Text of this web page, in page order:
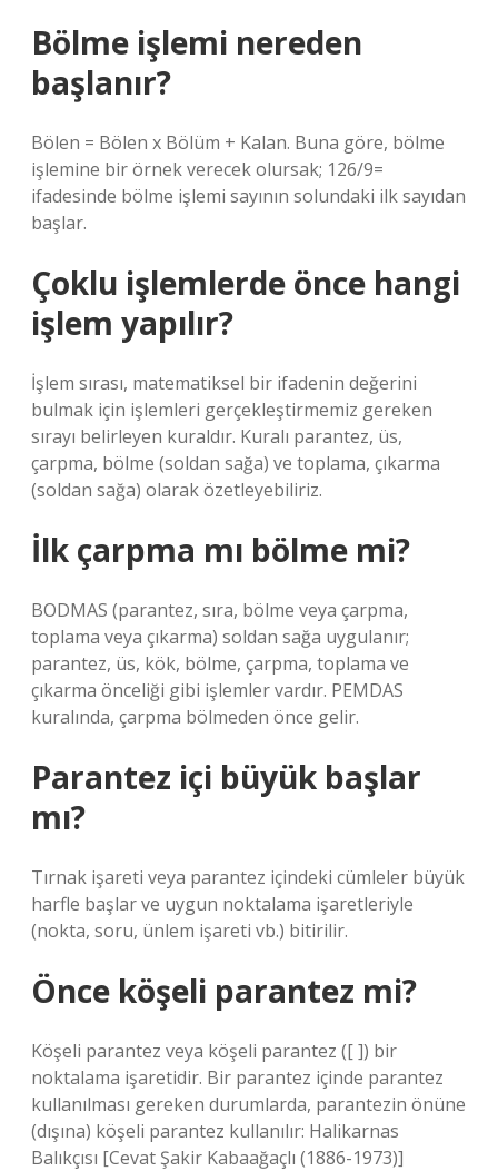
Bölme işlemi nereden
başlanır?
Bölen = Bölen x Bölüm + Kalan. Buna göre, bölme
işlemine bir örnek verecek olursak; 126/9=
ifadesinde bölme işlemi sayının solundaki ilk sayıdan
başlar.
Çoklu işlemlerde önce hangi
işlem yapılır?
İşlem sırası, matematiksel bir ifadenin değerini
bulmak için işlemleri gerçekleştirmemiz gereken
sırayı belirleyen kuraldır. Kuralı parantez, üs,
çarpma, bölme (soldan sağa) ve toplama, çıkarma
(soldan sağa) olarak özetleyebiliriz.
İlk çarpma mı bölme mi?
BODMAS (parantez, sıra, bölme veya çarpma,
toplama veya çıkarma) soldan sağa uygulanır;
parantez, üs, kök, bölme, çarpma, toplama ve
çıkarma önceliği gibi işlemler vardır. PEMDAS
kuralında, çarpma bölmeden önce gelir.
Parantez içi büyük başlar
mı?
Tırnak işareti veya parantez içindeki cümleler büyük
harfle başlar ve uygun noktalama işaretleriyle
(nokta, soru, ünlem işareti vb.) bitirilir.
Önce köşeli parantez mi?
Köşeli parantez veya köşeli parantez ([ ]) bir
noktalama işaretidir. Bir parantez içinde parantez
kullanılması gereken durumlarda, parantezin önüne
(dışına) köşeli parantez kullanılır: Halikarnas
Balıkçısı [Cevat Şakir Kabaağaçlı (1886-1973)]